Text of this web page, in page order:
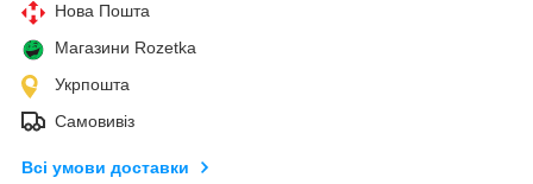
Нова Пошта
Магазини Rozetka
Укрпошта
Самовивіз
Всі умови доставки